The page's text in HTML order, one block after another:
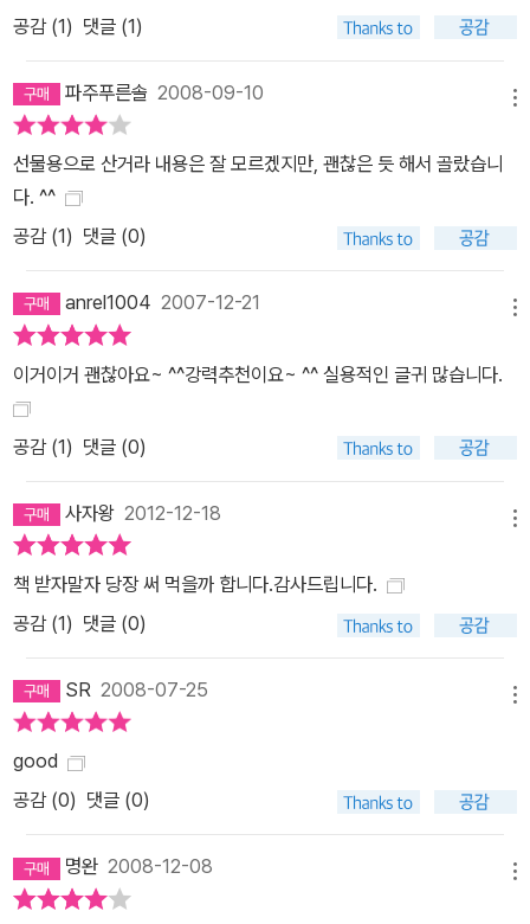
공감 (1) 댓글 (1)
파주푸른솔 2008-09-10
선물용으로 산거라 내용은 잘 모르겠지만, 괜찮은 듯 해서 골랐습니
다. ^^
공감 (1) 댓글 (0)
anrel1004 2007-12-21
이거이거 괜찮아요~ ^^강력추천이요~ ^^ 실용적인 글귀 많습니다.
공감 (1) 댓글 (0)
사자왕 2012-12-18
책 받자말자 당장 써 먹을까 합니다.감사드립니다.
공감 (1) 댓글 (0)
SR 2008-07-25
good
공감 (0) 댓글 (0)
명완 2008-12-08